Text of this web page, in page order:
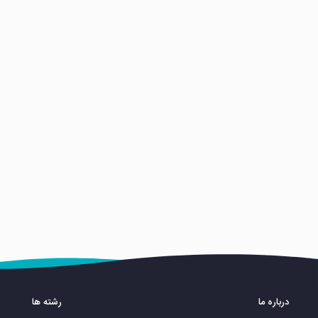
درباره ما رشته ها